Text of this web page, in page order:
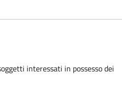
interessati in possesso dei